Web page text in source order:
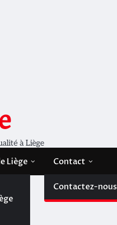
à Liège
Liège Contact
Contactez-nous